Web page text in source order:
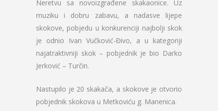
Neretvu sa novoizgrađene skakaonice. Uz
muziku i dobru zabavu, a nadasve lijepe
skokove, pobjedu u konkurenciji najbolji skok
je odnio Ivan Vučković-Đivo, a u kategoriji
najatraktivniji skok – pobjednik je bio Darko
Jerković – Turčin.
Nastupilo je 20 skakača, a skokove je otvorio
pobjednik skokova u Metkoviću g. Manenica.